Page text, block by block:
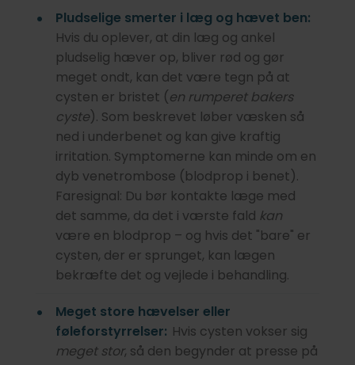
Pludselige smerter i læg og hævet ben:
Hvis du oplever, at din læg og ankel
pludselig hæver op, bliver rød og gør
meget ondt, kan det være tegn på at
cysten er bristet (en rumperet bakers
cyste). Som beskrevet løber væsken så
ned i underbenet og kan give kraftig
irritation. Symptomerne kan minde om en
dyb venetrombose (blodprop i benet).
Faresignal: Du bør kontakte læge med
det samme, da det i værste fald kan
være en blodprop – og hvis det "bare" er
cysten, der er sprunget, kan lægen
bekræfte det og vejlede i behandling.
Meget store hævelser eller
føleforstyrrelser: Hvis cysten vokser sig
meget stor, så den begynder at presse på